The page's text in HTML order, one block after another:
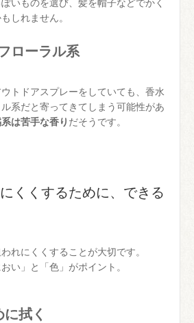
いものを選び、髪を帽子などでかく
しれません。
ローラル系
トドアスプレーをしていても、香水
系だと寄ってきてしまう可能性があ
は苦手な香り だそうです。
くくするために、できる
れにくくすることが大切です。
い」と「色」がポイント。
拭く